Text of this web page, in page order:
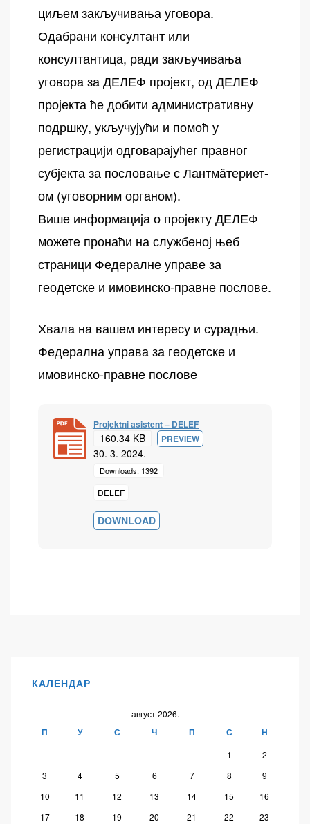
циљем закључивања уговора.
Одабрани консултант или
консултантица, ради закључивања
уговора за ДЕЛЕФ пројект, од ДЕЛЕФ
пројекта ће добити административну
подршку, укључујући и помоћ у
регистрацији одговарајућег правног
субјекта за пословање с Лантмäтериет-
ом (уговорним органом).
Више информација о пројекту ДЕЛЕФ
можете пронаћи на службеној њеб
страници Федералне управе за
геодетске и имовинско-правне послове.
Хвала на вашем интересу и сурадњи.
Федерална управа за геодетске и
имовинско-правне послове
Projektni asistent – DELEF
160.34 KB PREVIEW
30. 3. 2024.
Downloads: 1392
DELEF
DOWNLOAD
КАЛЕНДАР
август 2026.
П У С Ч П С Н
1
2
3
4 5 6 7 8
9
10
11 12 13 14 15
16
17
18 19 20 21 22
23